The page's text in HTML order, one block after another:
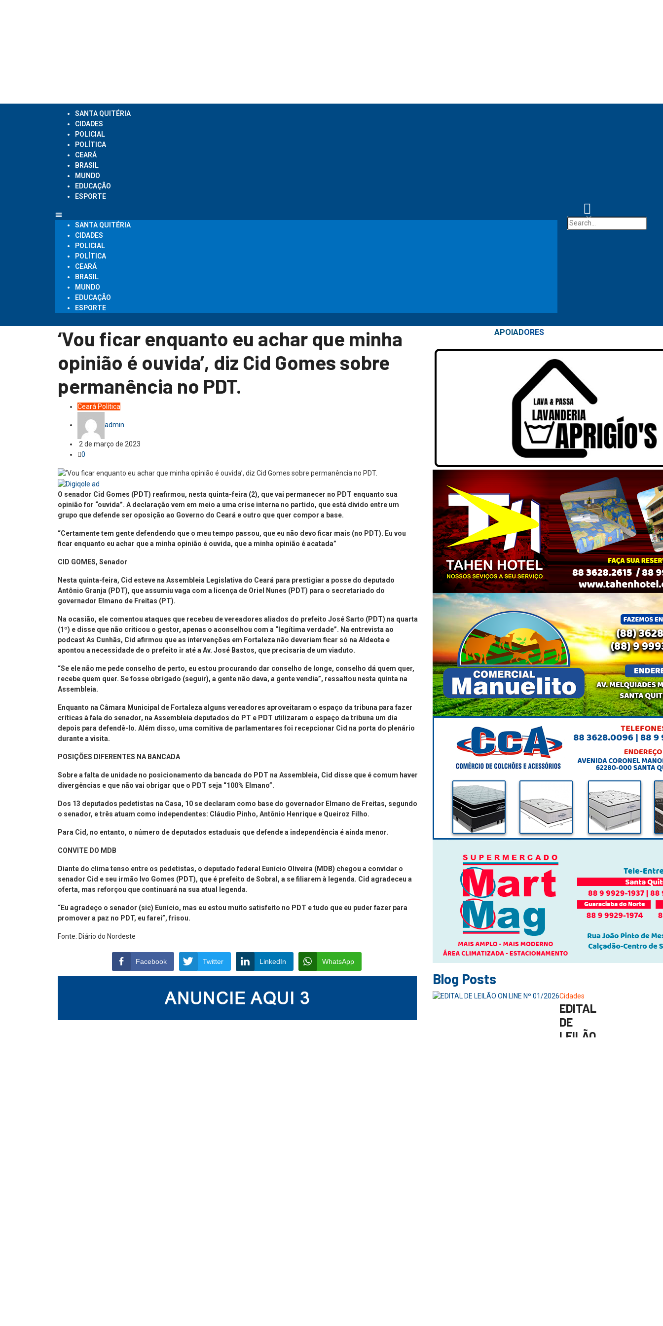
SANTA QUITÉRIA
CIDADES
POLICIAL
POLÍTICA
CEARÁ
BRASIL
MUNDO
EDUCAÇÃO
ESPORTE
SANTA QUITÉRIA
CIDADES
POLICIAL
POLÍTICA
CEARÁ
BRASIL
MUNDO
EDUCAÇÃO
ESPORTE
‘Vou ficar enquanto eu achar que minha
opinião é ouvida’, diz Cid Gomes sobre
permanência no PDT.
Ceará Política
admin
2 de março de 2023
0
O senador Cid Gomes (PDT) reafirmou, nesta quinta-feira (2), que vai permanecer no PDT enquanto sua
opinião for “ouvida”. A declaração vem em meio a uma crise interna no partido, que está divido entre um
grupo que defende ser oposição ao Governo do Ceará e outro que quer compor a base.
“Certamente tem gente defendendo que o meu tempo passou, que eu não devo ficar mais (no PDT). Eu vou
ficar enquanto eu achar que a minha opinião é ouvida, que a minha opinião é acatada”
CID GOMES, Senador
Nesta quinta-feira, Cid esteve na Assembleia Legislativa do Ceará para prestigiar a posse do deputado
Antônio Granja (PDT), que assumiu vaga com a licença de Oriel Nunes (PDT) para o secretariado do
governador Elmano de Freitas (PT).
Na ocasião, ele comentou ataques que recebeu de vereadores aliados do prefeito José Sarto (PDT) na quarta
(1º) e disse que não criticou o gestor, apenas o aconselhou com a “legítima verdade”. Na entrevista ao
podcast As Cunhãs, Cid afirmou que as intervenções em Fortaleza não deveriam ficar só na Aldeota e
apontou a necessidade de o prefeito ir até a Av. José Bastos, que precisaria de um viaduto.
“Se ele não me pede conselho de perto, eu estou procurando dar conselho de longe, conselho dá quem quer,
recebe quem quer. Se fosse obrigado (seguir), a gente não dava, a gente vendia”, ressaltou nesta quinta na
Assembleia.
Enquanto na Câmara Municipal de Fortaleza alguns vereadores aproveitaram o espaço da tribuna para fazer
críticas à fala do senador, na Assembleia deputados do PT e PDT utilizaram o espaço da tribuna um dia
depois para defendê-lo. Além disso, uma comitiva de parlamentares foi recepcionar Cid na porta do plenário
durante a visita.
POSIÇÕES DIFERENTES NA BANCADA
Sobre a falta de unidade no posicionamento da bancada do PDT na Assembleia, Cid disse que é comum haver
divergências e que não vai obrigar que o PDT seja “100% Elmano”.
Dos 13 deputados pedetistas na Casa, 10 se declaram como base do governador Elmano de Freitas, segundo
o senador, e três atuam como independentes: Cláudio Pinho, Antônio Henrique e Queiroz Filho.
Para Cid, no entanto, o número de deputados estaduais que defende a independência é ainda menor.
CONVITE DO MDB
Diante do clima tenso entre os pedetistas, o deputado federal Eunício Oliveira (MDB) chegou a convidar o
senador Cid e seu irmão Ivo Gomes (PDT), que é prefeito de Sobral, a se filiarem à legenda. Cid agradeceu a
oferta, mas reforçou que continuará na sua atual legenda.
“Eu agradeço o senador (sic) Eunício, mas eu estou muito satisfeito no PDT e tudo que eu puder fazer para
promover a paz no PDT, eu farei”, frisou.
Fonte: Diário do Nordeste
Facebook Twitter LinkedIn WhatsApp
APOIADORES
Blog Posts
Cidades
EDITAL
DE
LEILÃO